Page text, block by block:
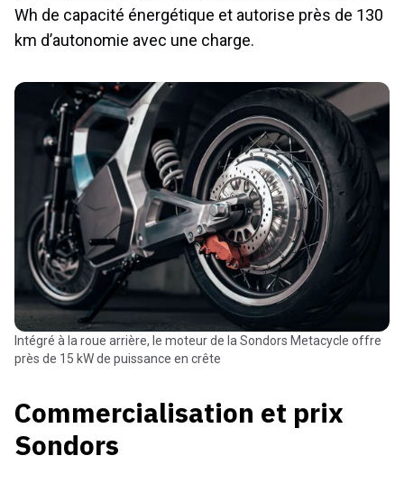
Wh de capacité énergétique et autorise près de 130
km d’autonomie avec une charge.
près de 15 kW de puissance en crête
Commercialisation et prix
Sondors